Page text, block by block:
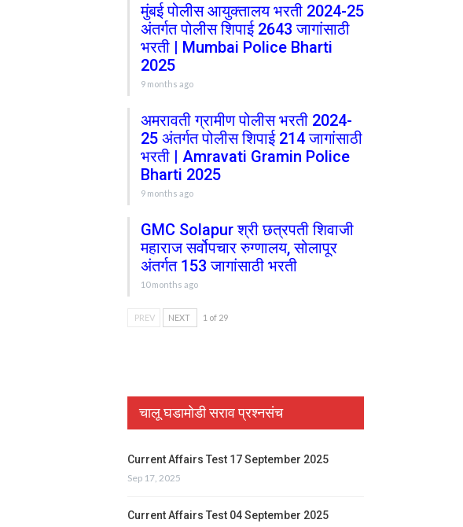
मुंबई पोलीस आयुक्तालय भरती 2024-25
अंतर्गत पोलीस शिपाई 2643 जागांसाठी
भरती | Mumbai Police Bharti
2025
9 months ago
अमरावती ग्रामीण पोलीस भरती 2024-
25 अंतर्गत पोलीस शिपाई 214 जागांसाठी
भरती | Amravati Gramin Police
Bharti 2025
9 months ago
GMC Solapur श्री छत्रपती शिवाजी
महाराज सर्वोपचार रुग्णालय, सोलापूर
अंतर्गत 153 जागांसाठी भरती
10 months ago
PREV NEXT 1 of 29
चालू घडामोडी सराव प्रश्नसंच
Current Affairs Test 17 September 2025
Sep 17, 2025
Current Affairs Test 04 September 2025